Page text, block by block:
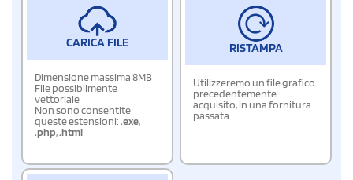
CARICA FILE
Dimensione massima 8MB
File possibilmente
vettoriale
Non sono consentite
queste estensioni:.exe,
.php,.html
RISTAMPA
Utilizzeremo un file grafico
precedentemente
acquisito, in una fornitura
passata.